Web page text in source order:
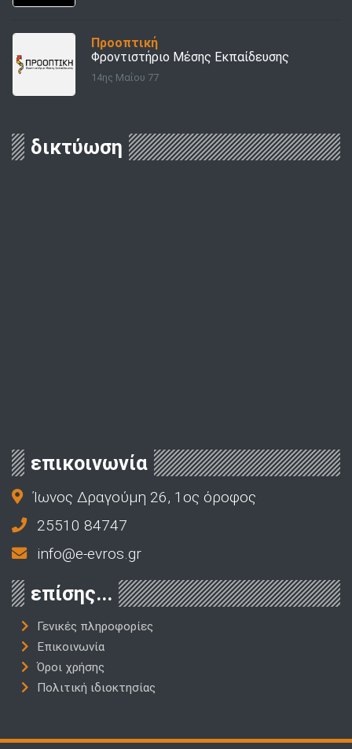
Προοπτική
Φροντιστήριο Μέσης Εκπαίδευσης
14ης Μαΐου 77
δικτύωση
επικοινωνία
Ίωνος Δραγούμη 26, 1ος όροφος
25510 84747
info@e-evros.gr
επίσης...
Γενικές πληροφορίες
Επικοινωνία
Όροι χρήσης
Πολιτική ιδιοκτησίας